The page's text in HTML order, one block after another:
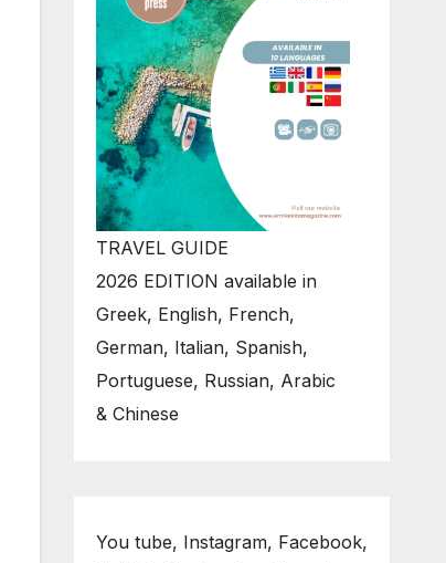
TRAVEL GUIDE
2026 EDITION available in
Greek, English, French,
German, Italian, Spanish,
Portuguese, Russian, Arabic
& Chinese
You tube, Instagram, Facebook,